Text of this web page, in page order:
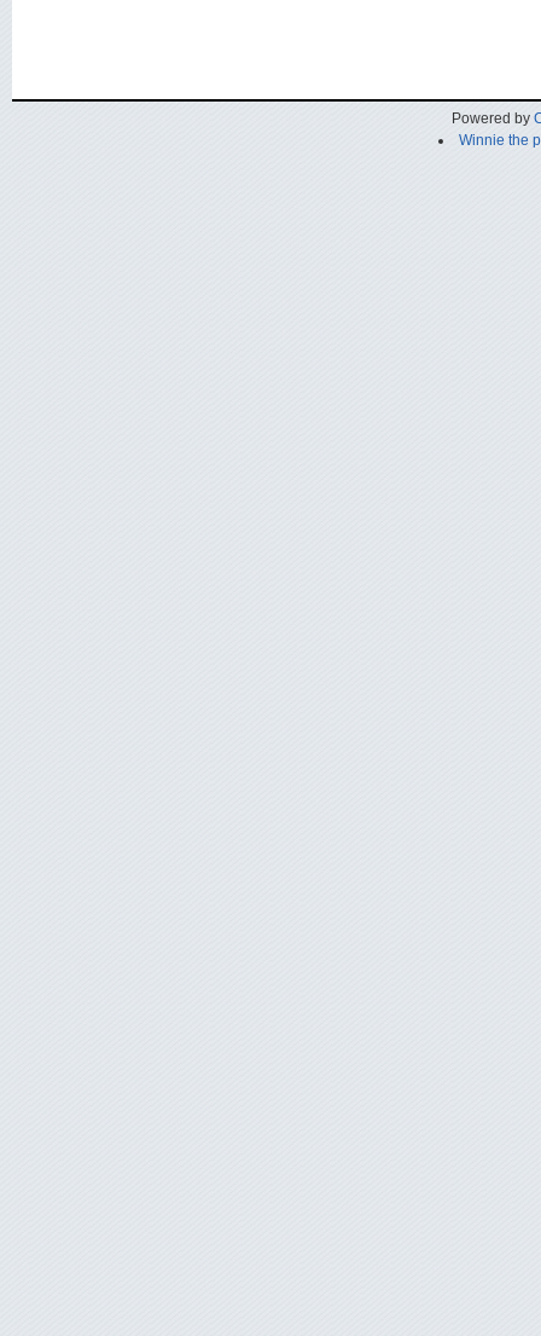
Powered by
Winnie the